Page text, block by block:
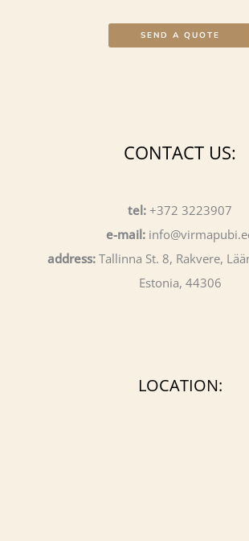
SEND A QUOTE
CONTACT US:
tel: +372 3223907
e-mail:
address:Tallinna St. 8, Rakvere,
Estonia, 44306
LOCATION: